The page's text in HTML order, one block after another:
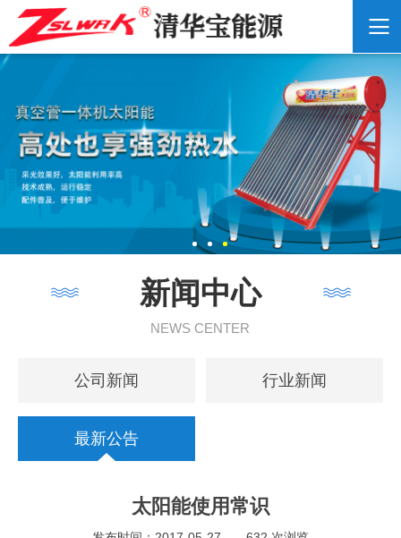
新闻中心
NEWS CENTER
公司新闻 行业新闻
最新公告
太阳能使用常识